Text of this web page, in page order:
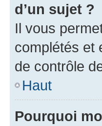
d’un sujet ?
Il vous
complétés et
de contrôle
Haut
Pourquoi